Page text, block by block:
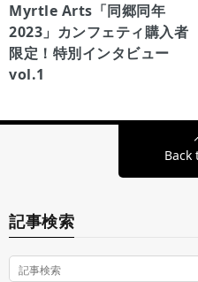
Myrtle Arts「同郷同年
2023」カンフェティ購入者
限定！特別インタビュー
vol.1
Back
記事検索